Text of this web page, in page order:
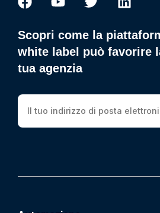
Scopri come la
white label può favorire
tua agenzia